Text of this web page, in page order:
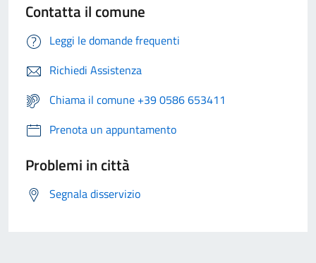
Contatta il comune
Leggi le domande frequenti
Richiedi Assistenza
Chiama il comune +39 0586 653411
Prenota un appuntamento
Problemi in città
Segnala disservizio